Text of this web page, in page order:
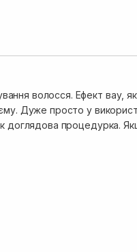
волосся. Ефект вау,
у використанні, не потрібно
Якщо потрібно
щастя від лебел.